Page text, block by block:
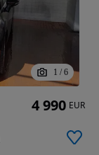
1 / 6
4 990 EUR